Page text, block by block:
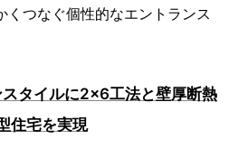
くつなぐ個性的なエントランス
タイルに2×6工法と壁厚断熱
住宅を実現